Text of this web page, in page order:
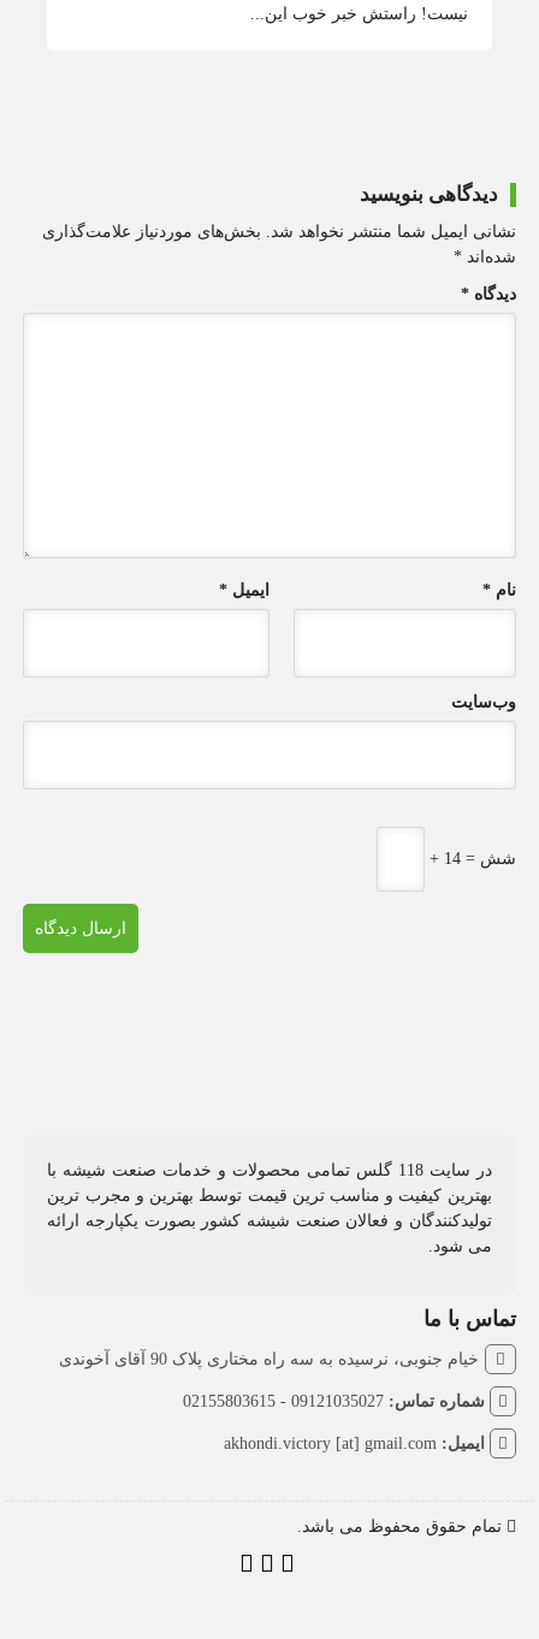
نیست! راستش خبر خوب این...
دیدگاهی بنویسید
نشانی ایمیل شما منتشر نخواهد شد. بخش‌های موردنیاز علامت‌گذاری
شده‌اند*
دیدگاه*
نام* ایمیل*
وب‌سایت
+ شش = 14
در سایت 118 گلس تمامی محصولات و خدمات صنعت شیشه با
بهترین کیفیت و مناسب ترین قیمت توسط بهترین و مجرب ترین
تولیدکنندگان و فعالان صنعت شیشه کشور بصورت یکپارجه ارائه
می شود.
تماس با ما
خیام جنوبی، نرسیده به سه راه مختاری پلاک 90 آقای آخوندی
شماره تماس:09121035027 - 02155803615
ایمیل:akhondi.victory [at] gmail.com
تمام حقوق محفوظ می باشد.